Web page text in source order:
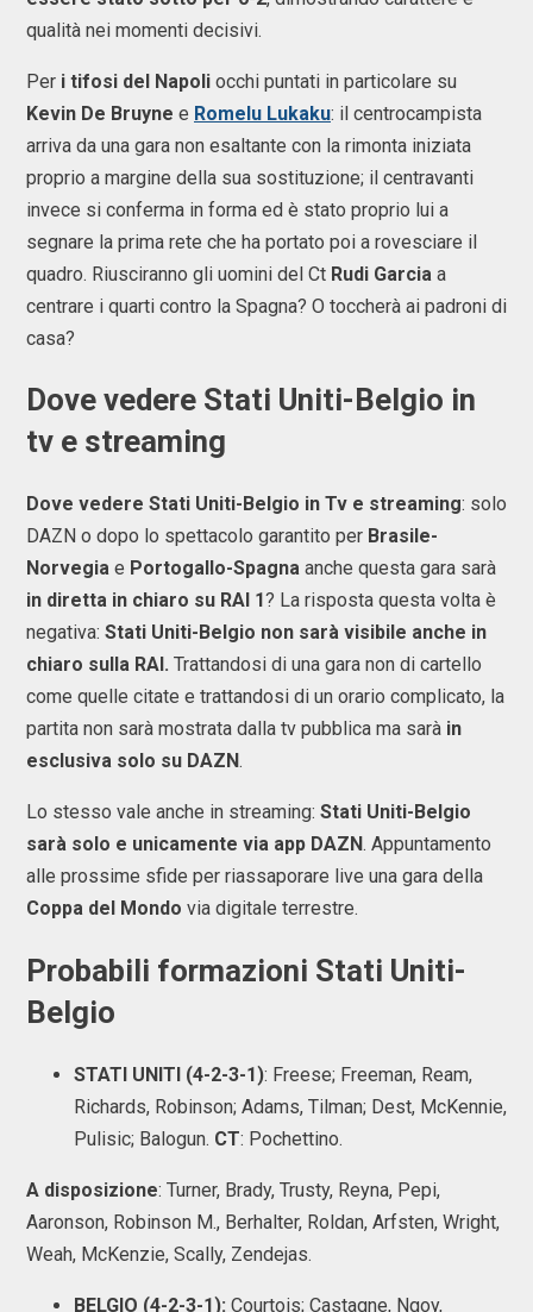
qualità nei momenti decisivi.
Per i tifosi del Napoli occhi puntati in particolare su
Kevin De Bruyne e Romelu Lukaku: il centrocampista
arriva da una gara non esaltante con la rimonta iniziata
proprio a margine della sua sostituzione; il centravanti
invece si conferma in forma ed è stato proprio lui a
segnare la prima rete che ha portato poi a rovesciare il
quadro. Riusciranno gli uomini del Ct Rudi Garcia a
centrare i quarti contro la Spagna? O toccherà ai padroni di
casa?
Dove vedere Stati Uniti-Belgio in
tv e streaming
Dove vedere Stati Uniti-Belgio in Tv e streaming: solo
DAZN o dopo lo spettacolo garantito per Brasile-
Norvegia e Portogallo-Spagna anche questa gara sarà
in diretta in chiaro su RAI 1? La risposta questa volta è
negativa: Stati Uniti-Belgio non sarà visibile anche in
chiaro sulla RAI. Trattandosi di una gara non di cartello
come quelle citate e trattandosi di un orario complicato, la
partita non sarà mostrata dalla tv pubblica ma sarà in
esclusiva solo su DAZN.
Lo stesso vale anche in streaming: Stati Uniti-Belgio
sarà solo e unicamente via app DAZN. Appuntamento
alle prossime sfide per riassaporare live una gara della
Coppa del Mondo via digitale terrestre.
Probabili formazioni Stati Uniti-
Belgio
STATI UNITI (4-2-3-1): Freese; Freeman, Ream,
Richards, Robinson; Adams, Tilman; Dest, McKennie,
Pulisic; Balogun. CT: Pochettino.
A disposizione: Turner, Brady, Trusty, Reyna, Pepi,
Aaronson, Robinson M., Berhalter, Roldan, Arfsten, Wright,
Weah, McKenzie, Scally, Zendejas.
BELGIO (4-2-3-1): Courtois; Castagne, Ngoy,